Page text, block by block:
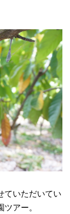
ていただいてい
アー。